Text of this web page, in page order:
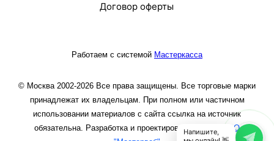
Договор оферты
Работаем с системой Мастеркасса
© Москва 2002-2026 Все права защищены. Все торговые марки
принадлежат их владельцам. При полном или частичном
использовании материалов с сайта ссылка на источник
обязательна. Разработка и проектирование сайта
ООО
Напишите,